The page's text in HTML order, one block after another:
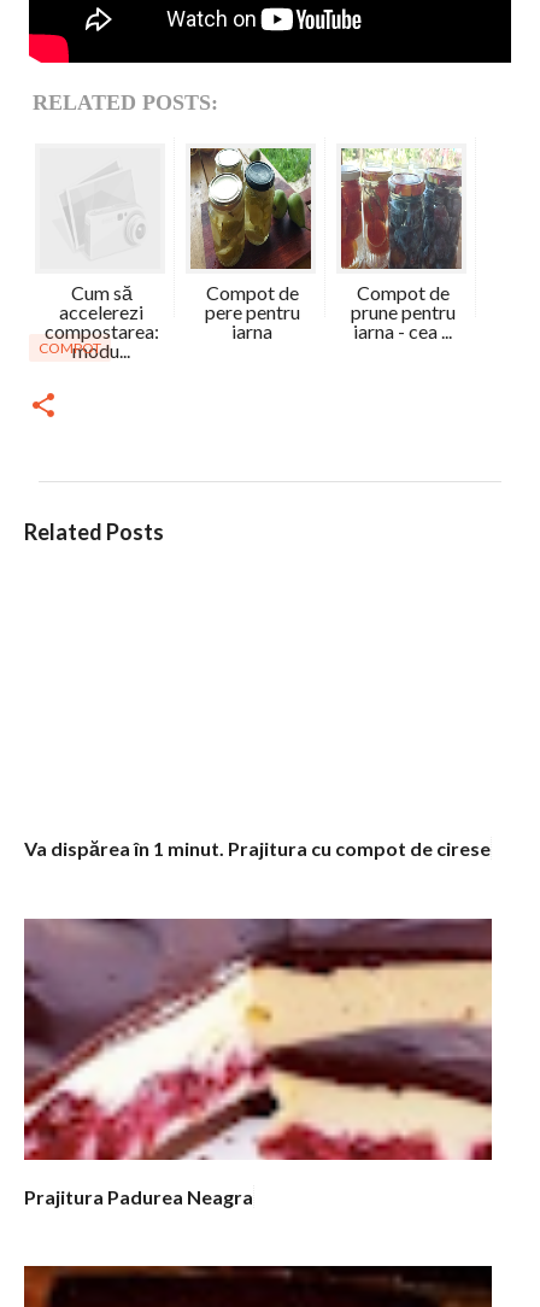
RELATED POSTS:
Cum să
accelerezi
compostarea:
modu...
Compot de
pere pentru
iarna
Compot de
prune pentru
iarna - cea ...
COMPOT
Related Posts
Va dispărea în 1 minut. Prajitura cu compot de cirese
Prajitura Padurea Neagra
C